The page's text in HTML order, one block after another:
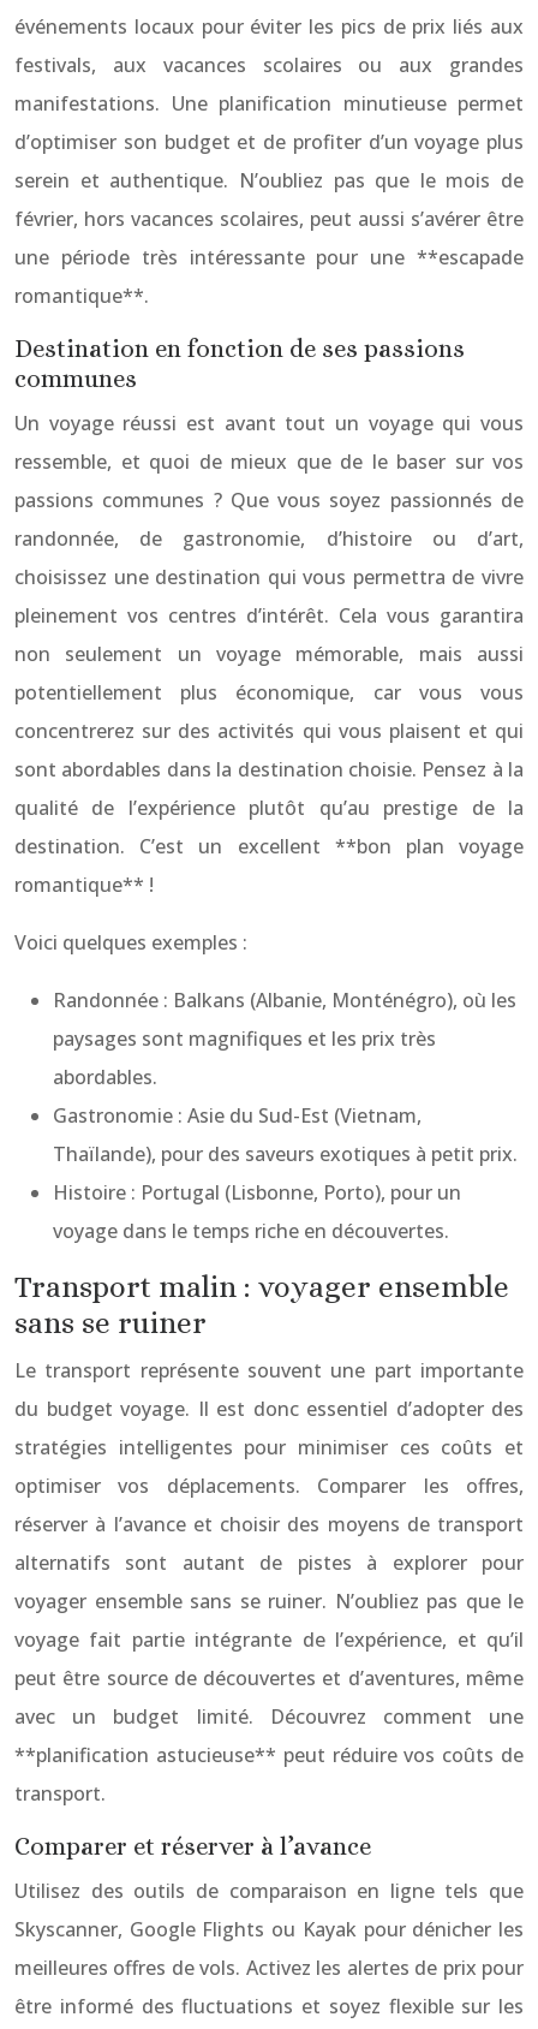
événements locaux pour éviter les pics de prix liés aux
festivals, aux vacances scolaires ou aux grandes
manifestations. Une planification minutieuse permet
d’optimiser son budget et de profiter d’un voyage plus
serein et authentique. N’oubliez pas que le mois de
février, hors vacances scolaires, peut aussi s’avérer être
une période très intéressante pour une **escapade
romantique**.
Destination en fonction de ses passions
communes
Un voyage réussi est avant tout un voyage qui vous
ressemble, et quoi de mieux que de le baser sur vos
passions communes ? Que vous soyez passionnés de
randonnée, de gastronomie, d’histoire ou d’art,
choisissez une destination qui vous permettra de vivre
pleinement vos centres d’intérêt. Cela vous garantira
non seulement un voyage mémorable, mais aussi
potentiellement plus économique, car vous vous
concentrerez sur des activités qui vous plaisent et qui
sont abordables dans la destination choisie. Pensez à la
qualité de l’expérience plutôt qu’au prestige de la
destination. C’est un excellent **bon plan voyage
romantique** !
Voici quelques exemples :
Randonnée : Balkans (Albanie, Monténégro), où les
paysages sont magnifiques et les prix très
abordables.
Gastronomie : Asie du Sud-Est (Vietnam,
Thaïlande), pour des saveurs exotiques à petit prix.
Histoire : Portugal (Lisbonne, Porto), pour un
voyage dans le temps riche en découvertes.
Transport malin : voyager ensemble
sans se ruiner
Le transport représente souvent une part importante
du budget voyage. Il est donc essentiel d’adopter des
stratégies intelligentes pour minimiser ces coûts et
optimiser vos déplacements. Comparer les offres,
réserver à l’avance et choisir des moyens de transport
alternatifs sont autant de pistes à explorer pour
voyager ensemble sans se ruiner. N’oubliez pas que le
voyage fait partie intégrante de l’expérience, et qu’il
peut être source de découvertes et d’aventures, même
avec un budget limité. Découvrez comment une
**planification astucieuse** peut réduire vos coûts de
transport.
Comparer et réserver à l’avance
Utilisez des outils de comparaison en ligne tels que
Skyscanner, Google Flights ou Kayak pour dénicher les
meilleures offres de vols. Activez les alertes de prix pour
être informé des fluctuations et soyez flexible sur les